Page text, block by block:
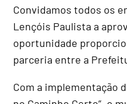
Convidamos todos os
Lençóis Paulista a
oportunidade
parceria entre a
Com a implementação